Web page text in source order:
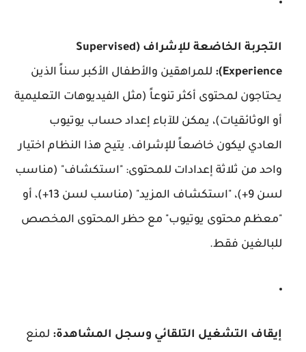
التجربة الخاضعة للإشراف (Supervised
Experience):
للمراهقين والأطفال الأكبر سناً الذين
يحتاجون لمحتوى أكثر تنوعاً (مثل الفيديوهات التعليمية
أو الوثائقيات)، يمكن للآباء إعداد حساب يوتيوب
العادي ليكون خاضعاً للإشراف. يتيح هذا النظام اختيار
واحد من ثلاثة إعدادات للمحتوى: "استكشاف" (مناسب
لسن 9+)، "استكشاف المزيد" (مناسب لسن 13+)، أو
"معظم محتوى يوتيوب" مع حظر المحتوى المخصص
للبالغين فقط.
إيقاف التشغيل التلقائي وسجل المشاهدة: لمنع